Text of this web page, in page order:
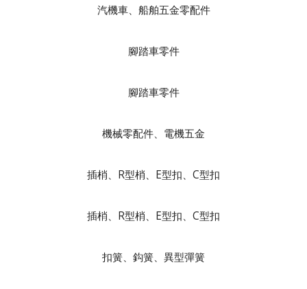
汽機車、船舶五金零配件
腳踏車零件
腳踏車零件
機械零配件、電機五金
插梢、R型梢、E型扣、C型扣
插梢、R型梢、E型扣、C型扣
扣簧、鈎簧、異型彈簧